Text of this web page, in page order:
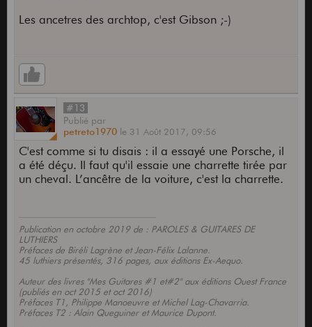
Les ancetres des archtop, c'est Gibson ;-)
#13
Publié par
petreto1970 le 31 Août 2017, 09:56
C'est comme si tu disais : il a essayé une Porsche, il
a été déçu. Il faut qu'il essaie une charrette tirée par
un cheval. L’ancêtre de la voiture, c'est la charrette.
Publication en octobre 2019 de : PAROLES & GUITARES DE
LUTHIERS
Préfaces de Biréli Lagrène et Jean-Félix Lalanne.
45 luthiers présentés, 316 pages, aux éditions Ex-Aequo.
Auteur des livres "Mes Guitares #1 et#2" aux éditions Ouest France
(publiés en oct 2015 et oct 2016)
Préfaces T1, Philippe Manoeuvre et Michel Lag-Chavarria.
Préfaces T2 : Alain Queguiner et Maurice Dupont.